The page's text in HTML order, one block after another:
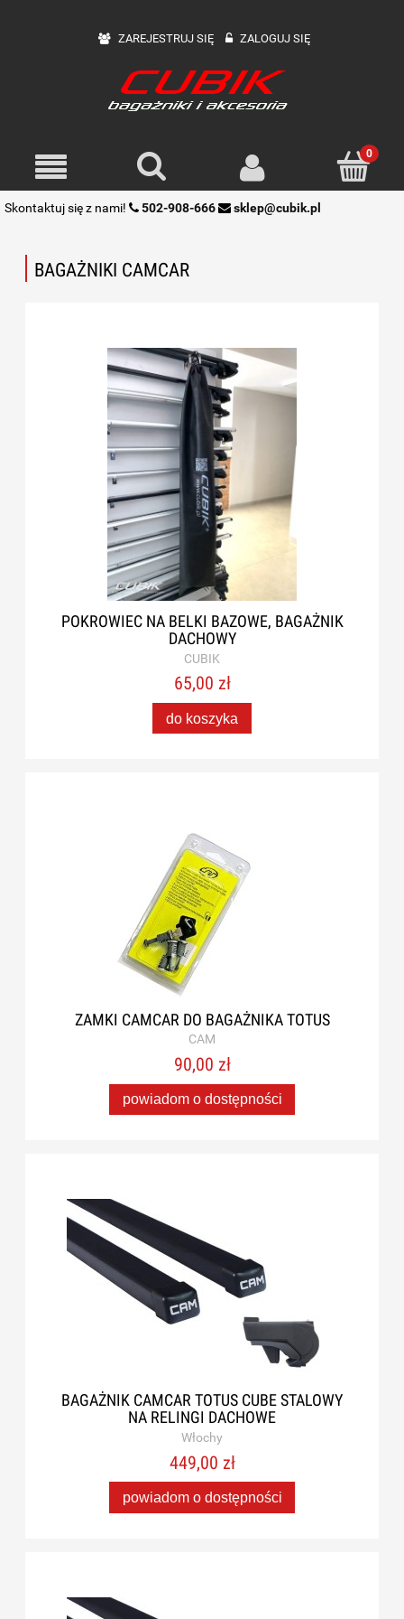
ZAREJESTRUJ SIĘ ZALOGUJ SIĘ
Skontaktuj się z nami! 502-908-666 sklep@cubik.pl
BAGAŻNIKI CAMCAR
POKROWIEC NA BELKI BAZOWE, BAGAŻNIK
DACHOWY
CUBIK
65,00 zł
do koszyka
ZAMKI CAMCAR DO BAGAŻNIKA TOTUS
CAM
90,00 zł
powiadom o dostępności
BAGAŻNIK CAMCAR TOTUS CUBE STALOWY
NA RELINGI DACHOWE
Włochy
449,00 zł
powiadom o dostępności